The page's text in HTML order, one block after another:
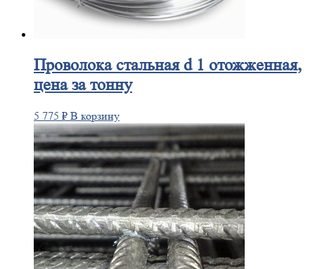
Проволокастальная d 1 отожженная,
цена за тонну
5 775 ₽ В корзину